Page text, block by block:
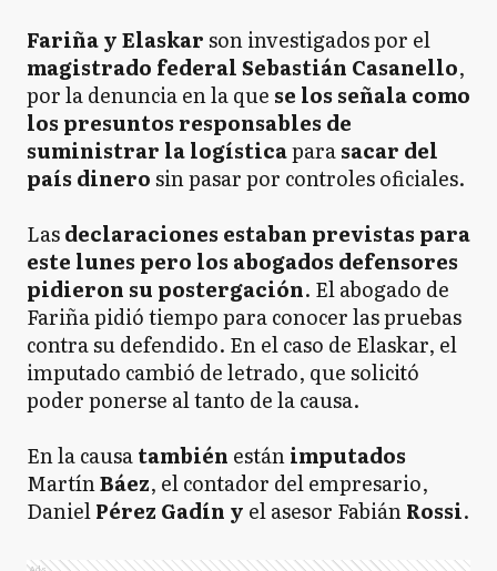
Fariña y Elaskarson investigados por el
magistrado federal Sebastián Casanello,
por la denuncia en la que se los señala como
los presuntos responsables de
suministrar la logísticaparasacar del
país dinerosin pasar por controles oficiales.
Lasdeclaraciones estaban previstas para
este lunes pero los abogados defensores
pidieron su postergación. El abogado de
Fariña pidió tiempo para conocer las pruebas
contra su defendido. En el caso de Elaskar, el
imputado cambió de letrado, que solicitó
poder ponerse al tanto de la causa.
En la causatambién estánimputados
MartínBáez, el contador del empresario,
DanielPérez Gadín y el asesor FabiánRossi.
Ads